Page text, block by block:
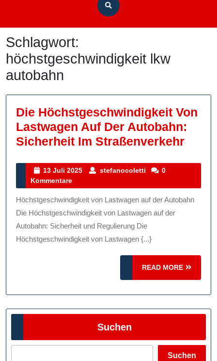
Schlagwort:
höchstgeschwindigkeit lkw
autobahn
Die Höchstgeschwindigkeit Von
Lastwagen Auf Der Autobahn:
Sicherheit Im StraßenverkehrDie
Auf
Im
13 Juli 2025
13
2025
stefanocoletti stefanocoletti
0
Kommentare
Höchstgeschwindigkeit von Lastwagen auf der Autobahn
Die Höchstgeschwindigkeit von Lastwagen auf der
Autobahn: Sicherheit und Regulierung Die
Höchstgeschwindigkeit von Lastwagen {...}
READ MORE
READ
MORE
Suchen
Suchen